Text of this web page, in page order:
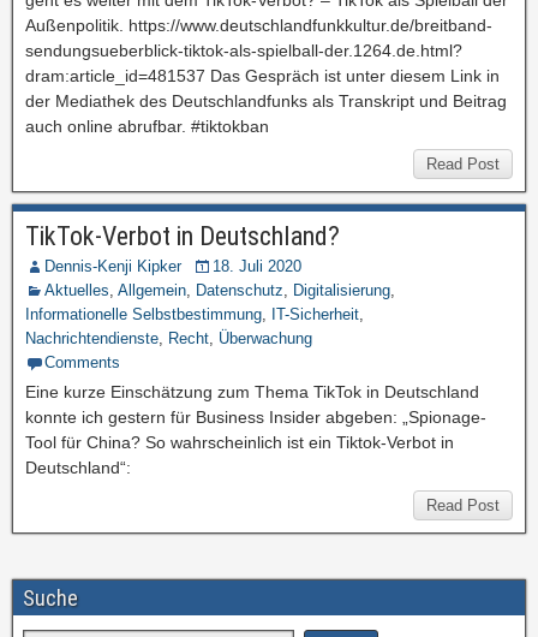
Außenpolitik. https://www.deutschlandfunkkultur.de/breitband-
sendungsueberblick-tiktok-als-spielball-der.1264.de.html?
dram:article_id=481537 Das Gespräch ist unter diesem Link in
der Mediathek des Deutschlandfunks als Transkript und Beitrag
auch online abrufbar. #tiktokban
Read Post
TikTok-Verbot in Deutschland?
Dennis-Kenji Kipker
18. Juli 2020
Aktuelles, Allgemein, Datenschutz, Digitalisierung,
Informationelle Selbstbestimmung, IT-Sicherheit,
Nachrichtendienste, Recht, Überwachung
Comments
Eine kurze Einschätzung zum Thema TikTok in Deutschland
konnte ich gestern für Business Insider abgeben: „Spionage-
Tool für China? So wahrscheinlich ist ein Tiktok-Verbot in
Deutschland“:
Read Post
Suche